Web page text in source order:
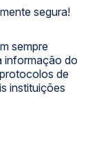
segura!
sempre
informação do
de
instituições